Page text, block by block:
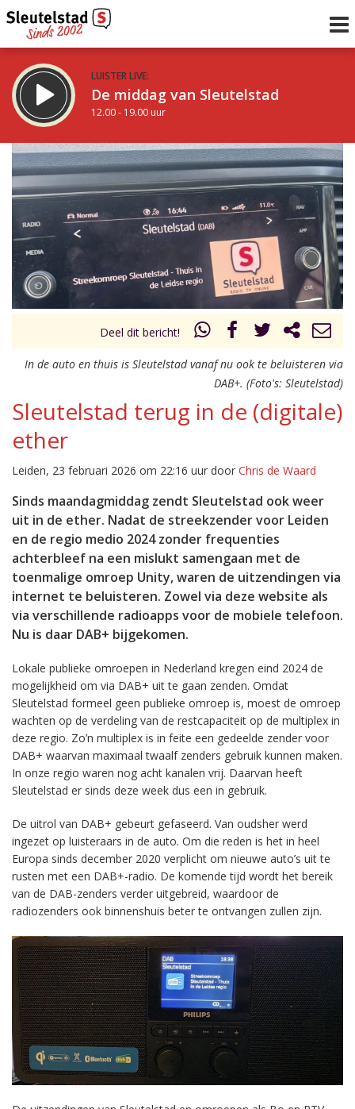
LUISTER LIVE:
De middag van Sleutelstad
12.00 - 19.00 uur
STRAKS:
De avond van Sleutelstad
19.00 - 22.00 uur
Vorig uur
uur 1 van 0 Volgend uur
Deel dit bericht!
In de auto en thuis is Sleutelstad vanaf nu ook te beluisteren via
DAB+. (Foto's: Sleutelstad)
Sleutelstad terug in de (digitale)
ether
Leiden, 23 februari 2026 om 22:16 uur door Chris de Waard
Sinds maandagmiddag zendt Sleutelstad ook weer
uit in de ether. Nadat de streekzender voor Leiden
en de regio medio 2024 zonder frequenties
achterbleef na een mislukt samengaan met de
toenmalige omroep Unity, waren de uitzendingen via
internet te beluisteren. Zowel via deze website als
via verschillende radioapps voor de mobiele telefoon.
Nu is daar DAB+ bijgekomen.
Lokale publieke omroepen in Nederland kregen eind 2024 de
mogelijkheid om via DAB+ uit te gaan zenden. Omdat
Sleutelstad formeel geen publieke omroep is, moest de omroep
wachten op de verdeling van de restcapaciteit op de multiplex in
deze regio. Zo’n multiplex is in feite een gedeelde zender voor
DAB+ waarvan maximaal twaalf zenders gebruik kunnen maken.
In onze regio waren nog acht kanalen vrij. Daarvan heeft
Sleutelstad er sinds deze week dus een in gebruik.
De uitrol van DAB+ gebeurt gefaseerd. Van oudsher werd
ingezet op luisteraars in de auto. Om die reden is het in heel
Europa sinds december 2020 verplicht om nieuwe auto’s uit te
rusten met een DAB+-radio. De komende tijd wordt het bereik
van de DAB-zenders verder uitgebreid, waardoor de
radiozenders ook binnenshuis beter te ontvangen zullen zijn.